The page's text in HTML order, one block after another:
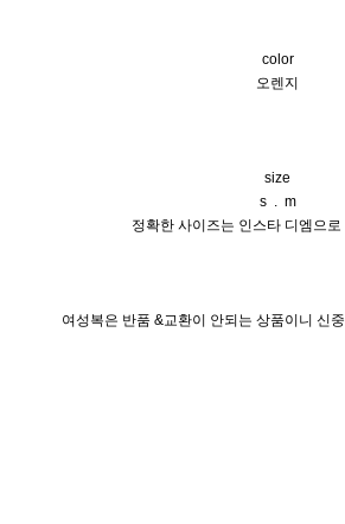
color
오렌지
size
s . m
정확한 사이즈는 인스타 디엠으
여성복은 반품 &교환이 안되는 상품이니 신